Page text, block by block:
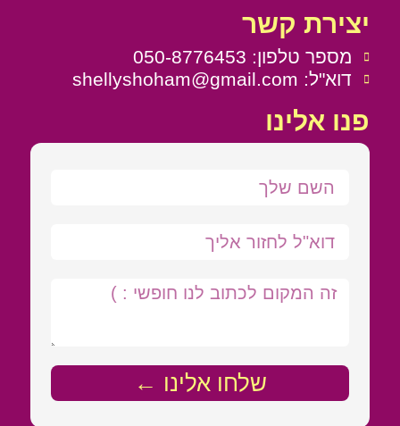
יצירת קשר
מספר טלפון: 050-8776453
דוא"ל: shellyshoham@gmail.com
פנו אלינו
שלחו אלינו ←